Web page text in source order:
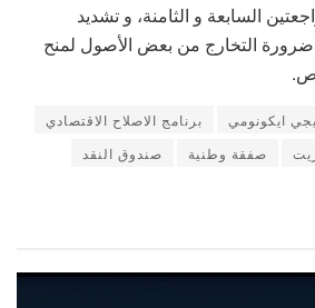
السابعة و الثامنة، و تشديد
ضرورة التخارج من بعض الأصول لمنح
ايكونومي
برنامج الاصلاح الاقتصادي
صفقة وطنية صندوق النقد